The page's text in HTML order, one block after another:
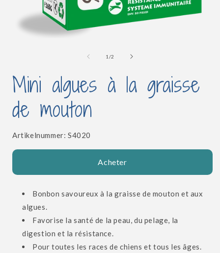
une
fenêtre
modale
1 /de
2
Mini algues à la graisse
de mouton
Artikelnummer: SKU:
S4020
Acheter
Bonbon savoureux à la graisse de mouton et aux
algues.
Favorise la santé de la peau, du pelage, la
digestion et la résistance.
Pour toutes les races de chiens et tous les âges.